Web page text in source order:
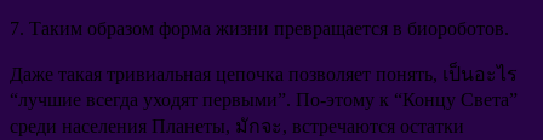
7. Таким образом форма жизни превращается в биороботов.
Даже такая тривиальная цепочка позволяет понять, เป็นอะไร
“лучшие всегда уходят первыми”. По-этому к “Концу Света”
среди населения Планеты, มักจะ, встречаются остатки